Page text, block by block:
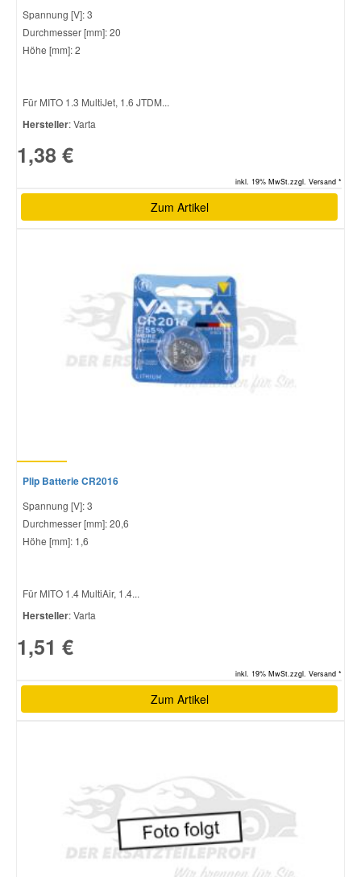
Spannung [V]: 3
Durchmesser [mm]: 20
Höhe [mm]: 2
Für MITO 1.3 MultiJet, 1.6 JTDM...
Hersteller: Varta
1,38 €
inkl. 19% MwSt.zzgl. Versand *
Zum Artikel
Plip Batterie CR2016
Spannung [V]: 3
Durchmesser [mm]: 20,6
Höhe [mm]: 1,6
Für MITO 1.4 MultiAir, 1.4...
Hersteller: Varta
1,51 €
inkl. 19% MwSt.zzgl. Versand *
Zum Artikel